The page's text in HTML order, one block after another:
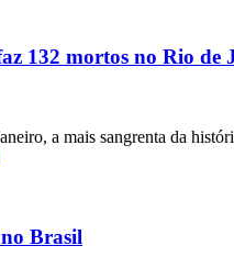
132 mortos no Rio de
a mais sangrenta da
Brasil